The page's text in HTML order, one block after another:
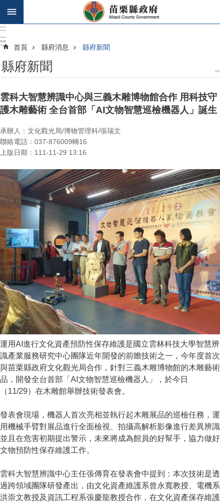
跳到主要內容區塊
:::
:::
::: 首頁 縣府消息 縣府新聞
縣府新聞
雲科大智慧辨識中心與三義木雕博物館合作 用科技守
護木雕藝術 全台首部「AI文物智慧巡檢機器人」誕生
承辦人：文化觀光局/博物管理科/張瑞文
聯絡電話：037-876009轉16
上版日期：111-11-29 13:16
運用AI進行文化資產預防性保存維護是國立雲林科技大學智慧辨
識產業服務研究中心團隊近年開發的前瞻技術之一，今年度首次
與苗栗縣政府文化觀光局合作，針對三義木雕博物館的木雕藝術
品，開發全台首部「AI文物智慧巡檢機器人」，於今日
（11/29）在木雕館舉辦技術發表會。
發表會現場，機器人首次亮相並執行起木雕展品的巡檢任務，運
用機械手臂對展品進行全面檢視、拍攝高解析影像進行差異辨識
並且在危害初期提出警示，未來將成為館員的好幫手，協力做好
文物預防性保存維護工作。
雲科大智慧辨識中心主任張傳育在發表會中提到：本次技術是透
過跨領域團隊研發產出，由文化資產維護系曾永寬教授、電機系
洪崇文教授及資訊工程系張慶龍教授合作，在文化資產保存維護